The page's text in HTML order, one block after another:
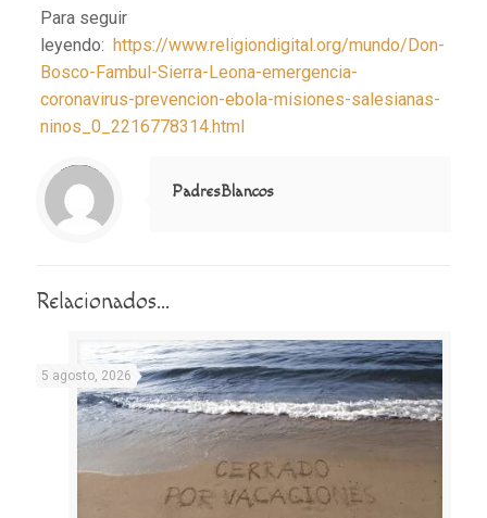
Para seguir
leyendo: https://www.religiondigital.org/mundo/Don-
Bosco-Fambul-Sierra-Leona-emergencia-
coronavirus-prevencion-ebola-misiones-salesianas-
ninos_0_2216778314.html
Notice
: Trying to access array offset on value of type null in
/home/misioner/public_html/padresblancos/themes/betheme/includes/content-single.php
on line
286
PadresBlancos
Relacionados...
5 agosto, 2026